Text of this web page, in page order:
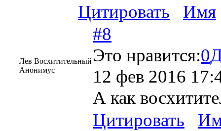
Цитировать
Имя
Лев Восхитительный
Анонимус
#8
Это нравится:0
12 фев 2016
А как
Цитировать